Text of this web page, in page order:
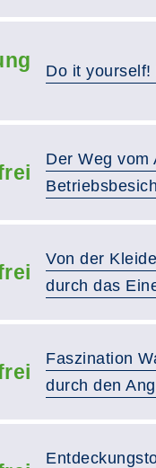
Do it yourself!
Der Weg vom
Von der
durch das
Faszination
durch den